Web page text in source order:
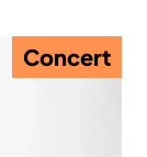
Concert